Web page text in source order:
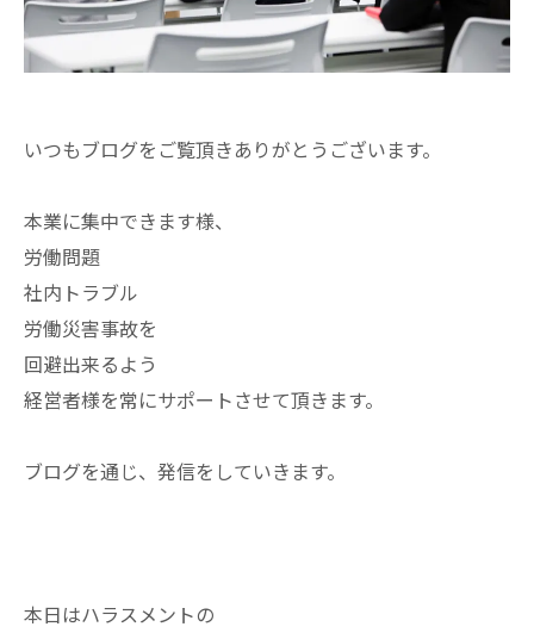
いつもブログをご覧頂きありがとうございます。
本業に集中できます様、
労働問題
社内トラブル
労働災害事故を
回避出来るよう
経営者様を常にサポートさせて頂きます。
ブログを通じ、発信をしていきます。
本日はハラスメントの